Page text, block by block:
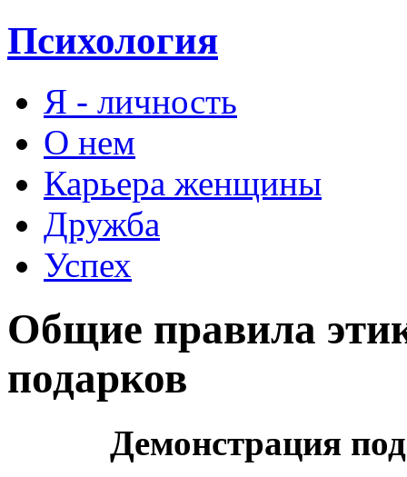
Психология
Я - личность
О нем
Карьера женщины
Дружба
Успех
Общие правила
подарков
Демонстрация